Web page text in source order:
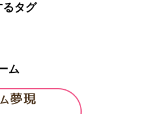
るタグ
ム